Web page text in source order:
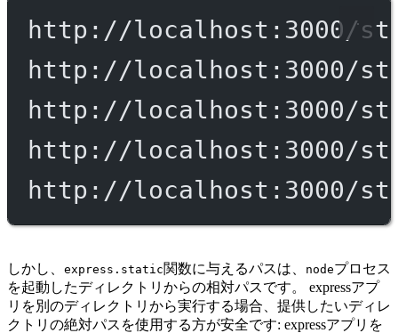
http://localhost:3000/
http://localhost:3000/
http://localhost:3000/
http://localhost:3000/
http://localhost:3000/
しかし、 express.static関数に与えるパスは、 nodeプロセス
を起動したディレクトリからの相対パスです。 expressアプ
リを別のディレクトリから実行する場合、提供したいディレ
クトリの絶対パスを使用する方が安全です: expressアプリを